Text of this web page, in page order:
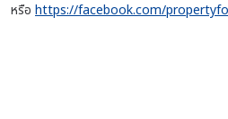
หรือ https://facebook.com/